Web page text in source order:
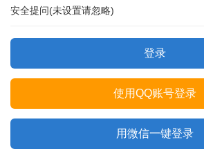
安全提问(未设置请忽略)
登录
使用QQ账号登录
用微信一键登录